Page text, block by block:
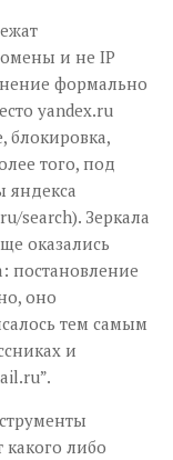
и не IP
формально
yandex.ru
блокировка,
того, под
яндекса
search). Зеркала
оказались
постановление
оно
тем самым
и
какого либо